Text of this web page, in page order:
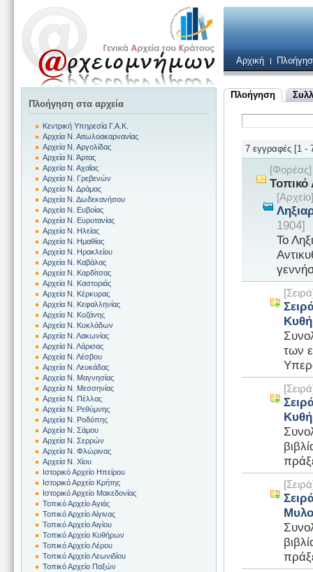
Αρχική
Πλοήγηση
7 εγγραφές [1 -
1904]
Το
των
Πλοήγηση στα αρχεία
Κεντρική Υπηρεσία Γ.Α.Κ.
Αρχεία Ν. Αιτωλοακαρνανίας
Αρχεία Ν. Αργολίδας
Αρχεία Ν. Άρτας
Αρχεία Ν. Αχαΐας
Αρχεία Ν. Γρεβενών
Αρχεία Ν. Δράμας
Αρχεία Ν. Δωδεκανήσου
Αρχεία Ν. Ευβοίας
Αρχεία Ν. Ευρυτανίας
Αρχεία Ν. Ηλείας
Αρχεία Ν. Ημαθίας
Αρχεία Ν. Ηρακλείου
Αρχεία Ν. Καβάλας
Αρχεία Ν. Καρδίτσας
Αρχεία Ν. Καστοριάς
Αρχεία Ν. Κέρκυρας
Αρχεία Ν. Κεφαλληνίας
Αρχεία Ν. Κοζάνης
Αρχεία Ν. Κυκλάδων
Αρχεία Ν. Λακωνίας
Αρχεία Ν. Λάρισας
Αρχεία Ν. Λέσβου
Αρχεία Ν. Λευκάδας
Αρχεία Ν. Μαγνησίας
Αρχεία Ν. Μεσσηνίας
Αρχεία Ν. Πέλλας
Αρχεία Ν. Ρεθύμνης
Αρχεία Ν. Ροδόπης
Αρχεία Ν. Σάμου
Αρχεία Ν. Σερρών
Αρχεία Ν. Φλώρινας
Αρχεία Ν. Χίου
Ιστορικό Αρχείο Ηπείρου
Ιστορικό Αρχείο Κρήτης
Ιστορικό Αρχείο Μακεδονίας
Τοπικό Αρχείο Αγιάς
Τοπικό Αρχείο Αίγινας
Τοπικό Αρχείο Αιγίου
Τοπικό Αρχείο Κυθήρων
Τοπικό Αρχείο Λέρου
Τοπικό Αρχείο Λεωνιδίου
Τοπικό Αρχείο Παξών